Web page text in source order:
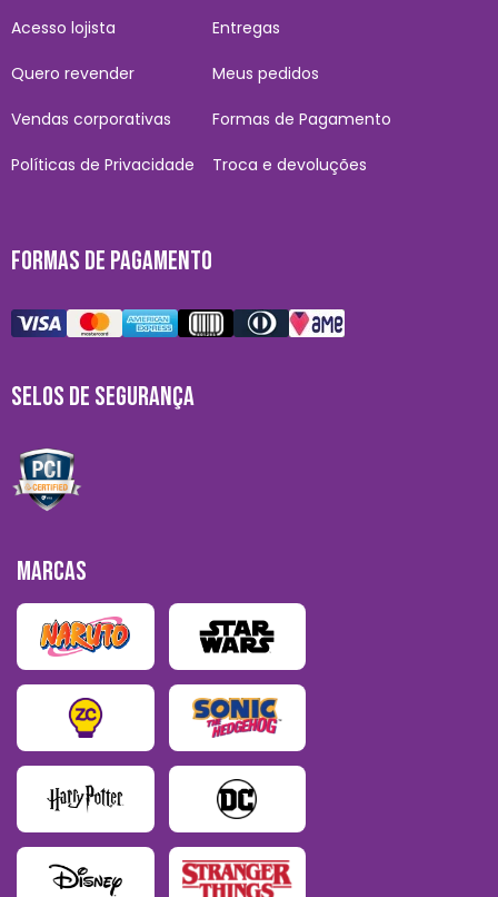
Acesso lojista
Quero revender
Vendas corporativas
Políticas de Privacidade
Entregas
Meus pedidos
Formas de Pagamento
Troca e devoluções
FORMAS DE PAGAMENTO
SELOS DE SEGURANÇA
MARCAS